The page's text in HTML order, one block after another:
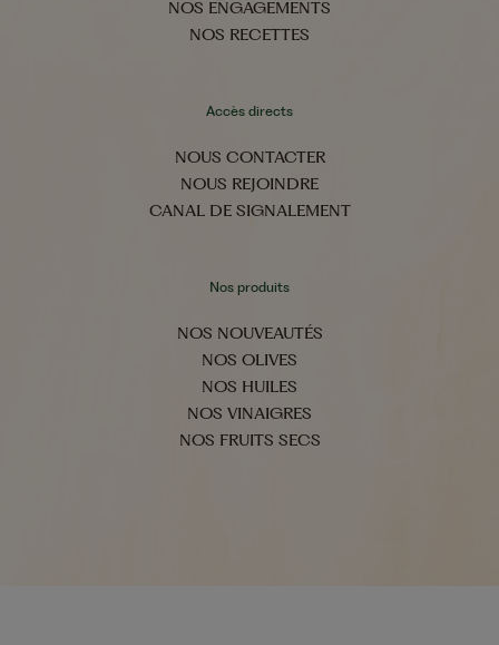
NOS ENGAGEMENTS
NOS RECETTES
Accès directs
NOUS CONTACTER
NOUS REJOINDRE
CANAL DE SIGNALEMENT
Nos produits
NOS NOUVEAUTÉS
NOS OLIVES
NOS HUILES
NOS VINAIGRES
NOS FRUITS SECS